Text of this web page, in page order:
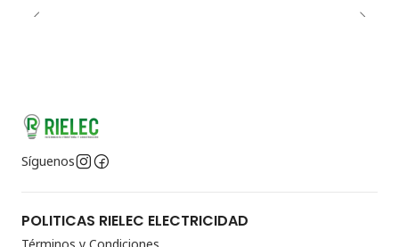
Síguenos
POLITICAS RIELEC ELECTRICIDAD